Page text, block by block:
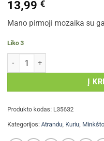
13,99 €
Mano pirmoji mozaika su
Liko 3
produkto kiekis: Mano pirmoji
Į
Produkto kodas: L35632
Kategorijos: Atrandu Kuriu